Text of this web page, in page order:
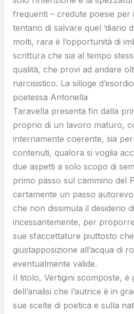
frequenti – credute poesie per
tentano di salvare quel ‘diario
molti, rara è l’opportunità di
scrittura che sia al tempo
qualità, che provi ad andare
narcisistico. La silloge
poetessa Antonella
Taravella presenta fin dalla
proprio di un lavoro maturo,
internamente coerente, sia
contenuti, qualora si voglia
due aspetti a solo scopo di
primo passo sul cammino del
certamente un passo
che non dissimula il desiderio
incessantemente, per
sue sfaccettature piuttosto
giustapposizione all’acqua di
eventualmente valide.
Il titolo, Vertigini scomposte, è
dell’analisi che l’autrice è in
sue scelte di poetica e sulla